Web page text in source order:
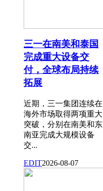
三一在南美和泰国
完成重大设备交
付，全球布局持续
拓展
近期，三一集团连续在
海外市场取得两项重大
突破，分别在南美和东
南亚完成大规模设备
交...
EDIT2026-08-07